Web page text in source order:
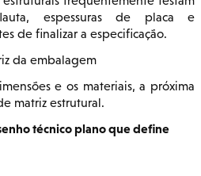
espessuras de placa e
de finalizar a especificação.
da embalagem
e os materiais, a próxima
matriz estrutural.
técnico plano que define